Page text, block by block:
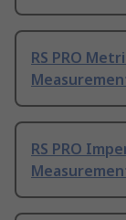
RS PRO
RS PRO